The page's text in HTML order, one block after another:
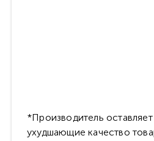
*Производитель
ухудшающие качество